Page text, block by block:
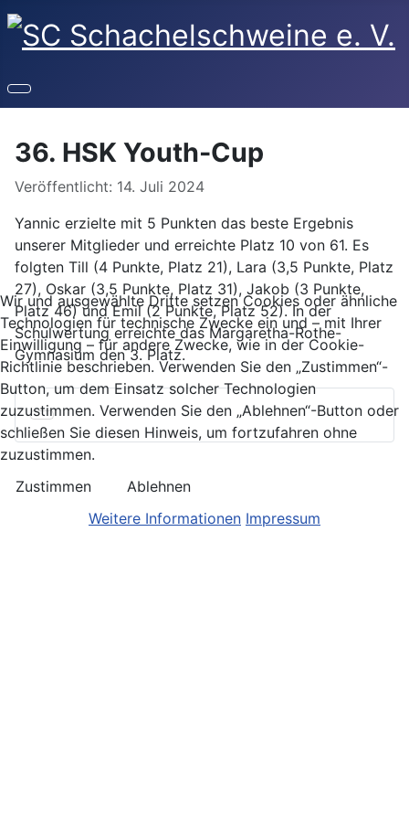
36. HSK Youth-Cup
Details
Veröffentlicht: 14. Juli 2024
Yannic erzielte mit 5 Punkten das beste Ergebnis
unserer Mitglieder und erreichte Platz 10 von 61. Es
folgten Till (4 Punkte, Platz 21), Lara (3,5 Punkte, Platz
27), Oskar (3,5 Punkte, Platz 31), Jakob (3 Punkte,
Platz 46) und Emil (2 Punkte, Platz 52). In der
Schulwertung erreichte das Margaretha-Rothe-
Gymnasium den 3. Platz.
Wir und ausgewählte Dritte setzen Cookies oder ähnliche
Technologien für technische Zwecke ein und – mit Ihrer
Einwilligung – für andere Zwecke, wie in der Cookie-
Richtlinie beschrieben. Verwenden Sie den „Zustimmen“-
Button, um dem Einsatz solcher Technologien
zuzustimmen. Verwenden Sie den „Ablehnen“-Button oder
schließen Sie diesen Hinweis, um fortzufahren ohne
zuzustimmen.
Zustimmen
Ablehnen
Weitere Informationen Impressum